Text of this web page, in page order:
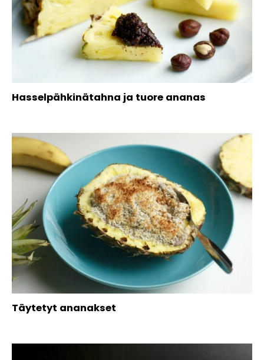
Hasselpähkinätahna ja tuore ananas
Täytetyt ananakset